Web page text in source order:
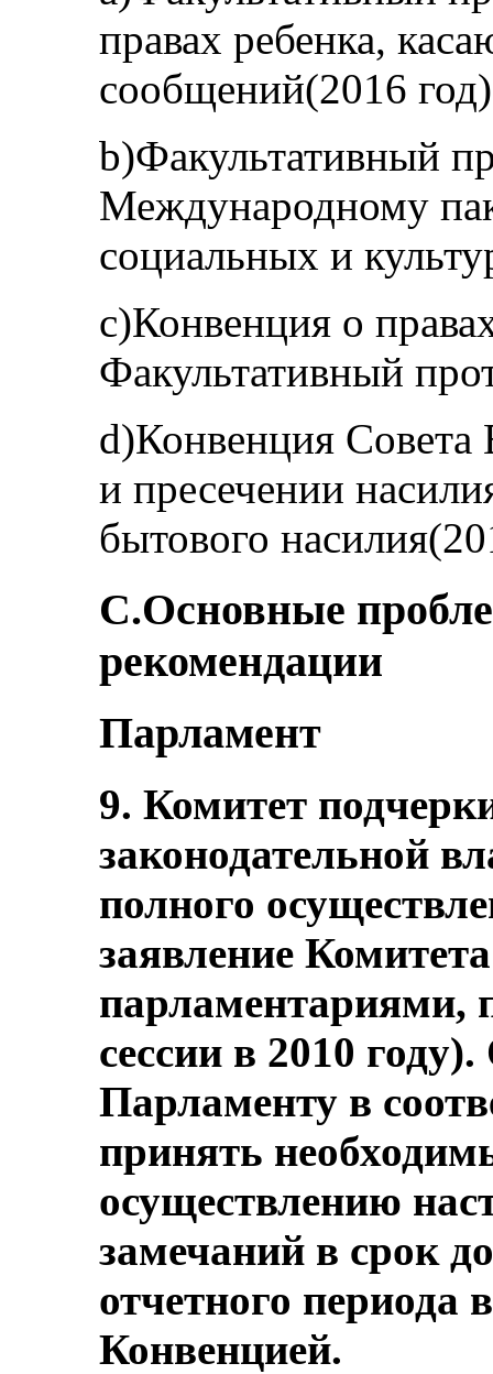
правах ребенка,
сообщений(2016
b)Факультативный
Международному
социальных и
c)Конвенция о
Факультативный
d)Конвенция
и пресечении
бытового
C.Основные
рекомендации
Парламент
9. Комитет
законодательной
полного
заявление
парламентариями,
сессии в 2010
Парламенту в
принять
осуществлению
замечаний в срок
отчетного периода
Конвенцией.